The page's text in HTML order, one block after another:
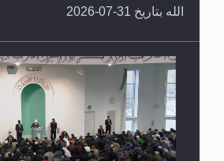
الله بتاريخ 31-07-2026